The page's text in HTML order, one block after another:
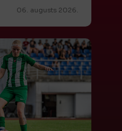
06. augusts 2026.